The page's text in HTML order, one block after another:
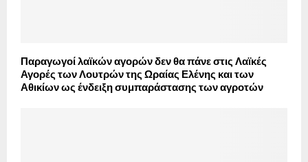
Παραγωγοί λαϊκών αγορών δεν θα πάνε στις Λαϊκές
Αγορές των Λουτρών της Ωραίας Ελένης και των
Αθικίων ως ένδειξη συμπαράστασης των αγροτών